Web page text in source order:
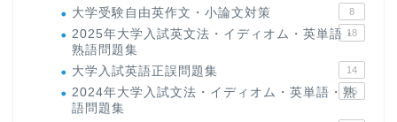
大学受験自由英作文・小論文対策 8
2025年大学入試英文法・イディオム・英単語・
熟語問題集
18
大学入試英語正誤問題集 14
2024年大学入試文法・イディオム・英単語・熟
語問題集
15